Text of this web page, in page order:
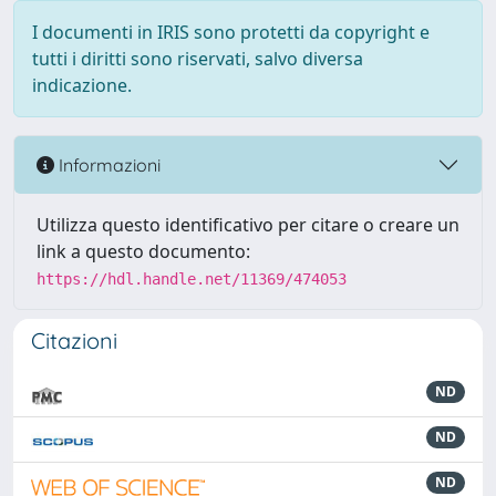
I documenti in IRIS sono protetti da copyright e
tutti i diritti sono riservati, salvo diversa
indicazione.
Informazioni
Utilizza questo identificativo per citare o creare un
link a questo documento:
https://hdl.handle.net/11369/474053
Citazioni
ND
ND
ND